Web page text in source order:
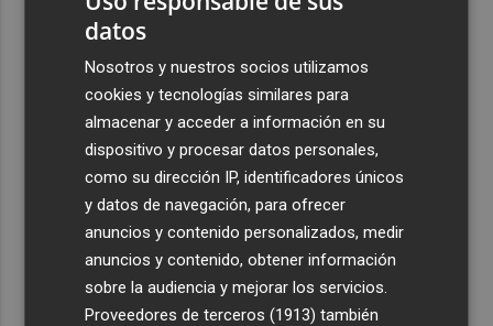
datos
Nosotros y nuestros socios utilizamos
cookies y tecnologías similares para
almacenar y acceder a información en su
dispositivo y procesar datos personales,
como su dirección IP, identificadores únicos
y datos de navegación, para ofrecer
anuncios y contenido personalizados, medir
anuncios y contenido, obtener información
sobre la audiencia y mejorar los servicios.
Proveedores de terceros (1913) también